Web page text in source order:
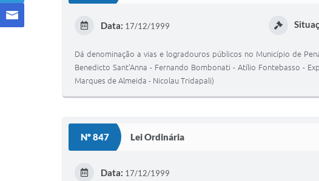
Data: 17/12/1999
Dá denominação a vias e logradouros públicos no Município de
Benedicto Sant'Anna - Fernando Bombonati - Atílio Fontebasso -
Marques de Almeida - Nicolau Tridapali)
Nº 847 Lei Ordinária
Data: 17/12/1999